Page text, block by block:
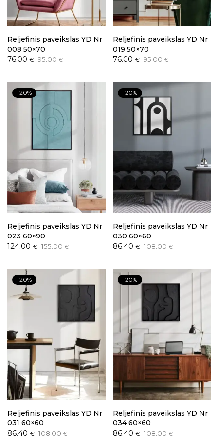
Reljefinis paveikslas YD Nr
008 50×70
95.00€
Original
95.00 €.
76.00 €
Current
76.00 €.
Reljefinis paveikslas YD Nr
019 50×70
95.00€
Original
95.00 €.
76.00 €
Current
76.00 €.
-20%
Reljefinis paveikslas YD Nr
023 60×90
155.00€
Original
155.00 €.
124.00 €
Current
124.00 €.
-20%
Reljefinis paveikslas YD Nr
030 60×60
108.00€
Original
108.00 €.
86.40 €
Current
86.40 €.
-20%
Reljefinis paveikslas YD Nr
031 60×60
108.00€
Original
86.40 €
Current
-20%
Reljefinis paveikslas YD Nr
034 60×60
108.00€
Original
86.40 €
Current